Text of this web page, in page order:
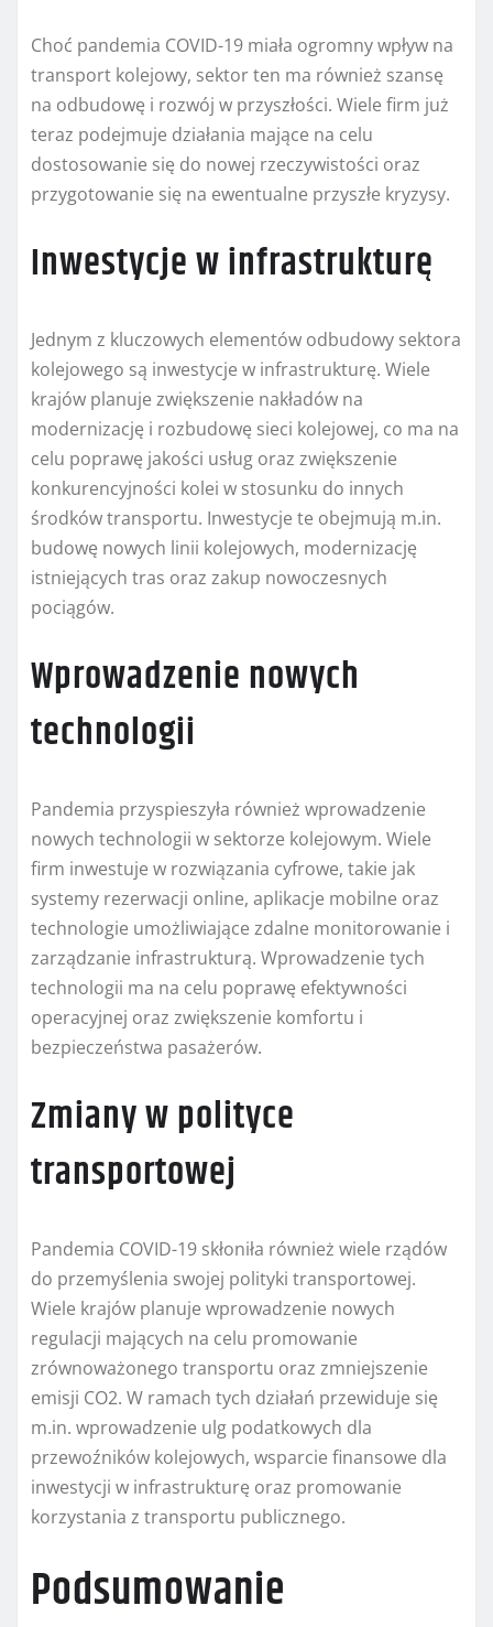
Choć pandemia COVID-19 miała ogromny wpływ na
transport kolejowy, sektor ten ma również szansę
na odbudowę i rozwój w przyszłości. Wiele firm już
teraz podejmuje działania mające na celu
dostosowanie się do nowej rzeczywistości oraz
przygotowanie się na ewentualne przyszłe kryzysy.
Inwestycje w infrastrukturę
Jednym z kluczowych elementów odbudowy sektora
kolejowego są inwestycje w infrastrukturę. Wiele
krajów planuje zwiększenie nakładów na
modernizację i rozbudowę sieci kolejowej, co ma na
celu poprawę jakości usług oraz zwiększenie
konkurencyjności kolei w stosunku do innych
środków transportu. Inwestycje te obejmują m.in.
budowę nowych linii kolejowych, modernizację
istniejących tras oraz zakup nowoczesnych
pociągów.
Wprowadzenie nowych
technologii
Pandemia przyspieszyła również wprowadzenie
nowych technologii w sektorze kolejowym. Wiele
firm inwestuje w rozwiązania cyfrowe, takie jak
systemy rezerwacji online, aplikacje mobilne oraz
technologie umożliwiające zdalne monitorowanie i
zarządzanie infrastrukturą. Wprowadzenie tych
technologii ma na celu poprawę efektywności
operacyjnej oraz zwiększenie komfortu i
bezpieczeństwa pasażerów.
Zmiany w polityce
transportowej
Pandemia COVID-19 skłoniła również wiele rządów
do przemyślenia swojej polityki transportowej.
Wiele krajów planuje wprowadzenie nowych
regulacji mających na celu promowanie
zrównoważonego transportu oraz zmniejszenie
emisji CO2. W ramach tych działań przewiduje się
m.in. wprowadzenie ulg podatkowych dla
przewoźników kolejowych, wsparcie finansowe dla
inwestycji w infrastrukturę oraz promowanie
korzystania z transportu publicznego.
Podsumowanie